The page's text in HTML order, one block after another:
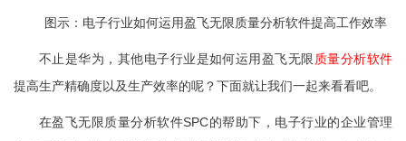
图示：电子行业如何运用盈飞无限质量分析软件提高工作效率
不止是华为，其他电子行业是如何运用盈飞无限 质量分析软件
提高生产精确度以及生产效率的呢？下面就让我们一起来看看吧。
在盈飞无限质量分析软件SPC的帮助下，电子行业的企业管理